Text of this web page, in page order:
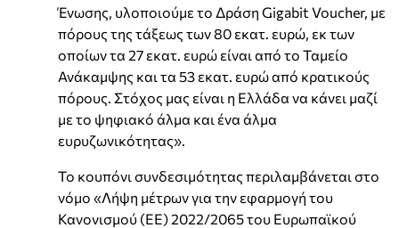
Ένωσης, υλοποιούμε το Δράση Gigabit Voucher, με
πόρους της τάξεως των 80 εκατ. ευρώ, εκ των
οποίων τα 27 εκατ. ευρώ είναι από το Ταμείο
Ανάκαμψης και τα 53 εκατ. ευρώ από κρατικούς
πόρους. Στόχος μας είναι η Ελλάδα να κάνει μαζί
με το ψηφιακό άλμα και ένα άλμα
ευρυζωνικότητας».
Το κουπόνι συνδεσιμότητας περιλαμβάνεται στο
νόμο «Λήψη μέτρων για την εφαρμογή του
Κανονισμού (ΕΕ) 2022/2065 του Ευρωπαϊκού